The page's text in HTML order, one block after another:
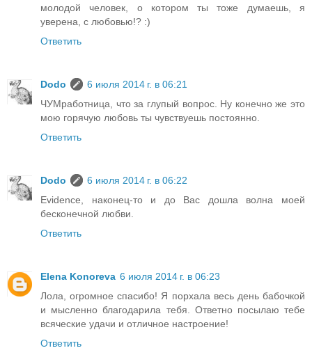
молодой человек, о котором ты тоже думаешь, я
уверена, с любовью!? :)
Ответить
Dodo
6 июля 2014 г. в 06:21
ЧУМработница, что за глупый вопрос. Ну конечно же это
мою горячую любовь ты чувствуешь постоянно.
Ответить
Dodo
6 июля 2014 г. в 06:22
Evidence, наконец-то и до Вас дошла волна моей
бесконечной любви.
Ответить
Elena Konoreva 6 июля 2014 г. в 06:23
Лола, огромное спасибо! Я порхала весь день бабочкой
и мысленно благодарила тебя. Ответно посылаю тебе
всяческие удачи и отличное настроение!
Ответить